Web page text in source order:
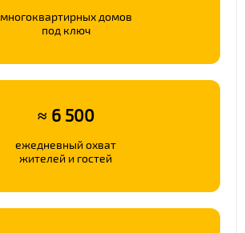
многоквартирных домов
под ключ
≈ 6 500
ежедневный охват
жителей и гостей